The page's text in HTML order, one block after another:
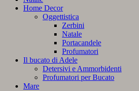
Home Decor
Oggettistica
Zerbini
Natale
Portacandele
Profumatori
Il bucato di Adele
Detersivi e Ammorbidenti
Profumatori per Bucato
Mare